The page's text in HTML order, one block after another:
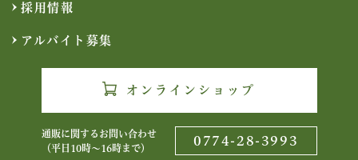
採用情報
アルバイト募集
オンラインショップ
通販に関するお問い合わせ
（平日10時〜16時まで）
0774-28-3993